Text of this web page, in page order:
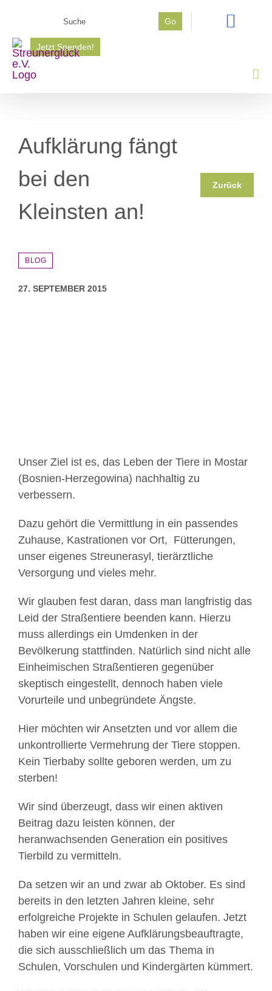
springen
Go
Jetzt Spenden!
Aufklärung fängt
bei den
Kleinsten an!
Zurück
BLOG
27. SEPTEMBER 2015
Unser Ziel ist es, das Leben der Tiere in Mostar
(Bosnien-Herzegowina) nachhaltig zu
verbessern.
Dazu gehört die Vermittlung in ein passendes
Zuhause, Kastrationen vor Ort, Fütterungen,
unser eigenes Streunerasyl, tierärztliche
Versorgung und vieles mehr.
Wir glauben fest daran, dass man langfristig das
Leid der Straßentiere beenden kann. Hierzu
muss allerdings ein Umdenken in der
Bevölkerung stattfinden. Natürlich sind nicht alle
Einheimischen Straßentieren gegenüber
skeptisch eingestellt, dennoch haben viele
Vorurteile und unbegründete Ängste.
Hier möchten wir Ansetzten und vor allem die
unkontrollierte Vermehrung der Tiere stoppen.
Kein Tierbaby sollte geboren werden, um zu
sterben!
Wir sind überzeugt, dass wir einen aktiven
Beitrag dazu leisten können, der
heranwachsenden Generation ein positives
Tierbild zu vermitteln.
Da setzen wir an und zwar ab Oktober. Es sind
bereits in den letzten Jahren kleine, sehr
erfolgreiche Projekte in Schulen gelaufen. Jetzt
haben wir eine eigene Aufklärungsbeauftragte,
die sich ausschließlich um das Thema in
Schulen, Vorschulen und Kindergärten kümmert.